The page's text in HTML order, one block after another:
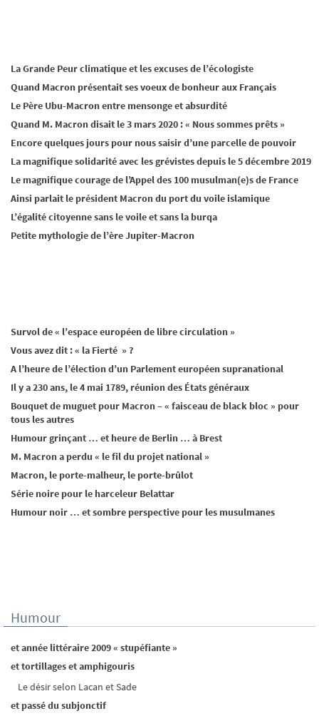
La Grande Peur climatique et les excuses de l’écologiste
Quand Macron présentait ses voeux de bonheur aux Français
Le Père Ubu-Macron entre mensonge et absurdité
Quand M. Macron disait le 3 mars 2020 : « Nous sommes prêts »
Encore quelques jours pour nous saisir d’une parcelle de pouvoir
La magnifique solidarité avec les grévistes depuis le 5 décembre 2019
Le magnifique courage de l’Appel des 100 musulman(e)s de France
Ainsi parlait le président Macron du port du voile islamique
L’égalité citoyenne sans le voile et sans la burqa
Petite mythologie de l’ère Jupiter-Macron
Survol de « l’espace européen de libre circulation »
Vous avez dit : « la Fierté » ?
A l’heure de l’élection d’un Parlement européen supranational
Il y a 230 ans, le 4 mai 1789, réunion des États généraux
Bouquet de muguet pour Macron – « faisceau de black bloc » pour
tous les autres
Humour grinçant … et heure de Berlin … à Brest
M. Macron a perdu « le fil du projet national »
Macron, le porte-malheur, le porte-brûlot
Série noire pour le harceleur Belattar
Humour noir … et sombre perspective pour les musulmanes
Humour
et année littéraire 2009 « stupéfiante »
et tortillages et amphigouris
Le désir selon Lacan et Sade
et passé du subjonctif